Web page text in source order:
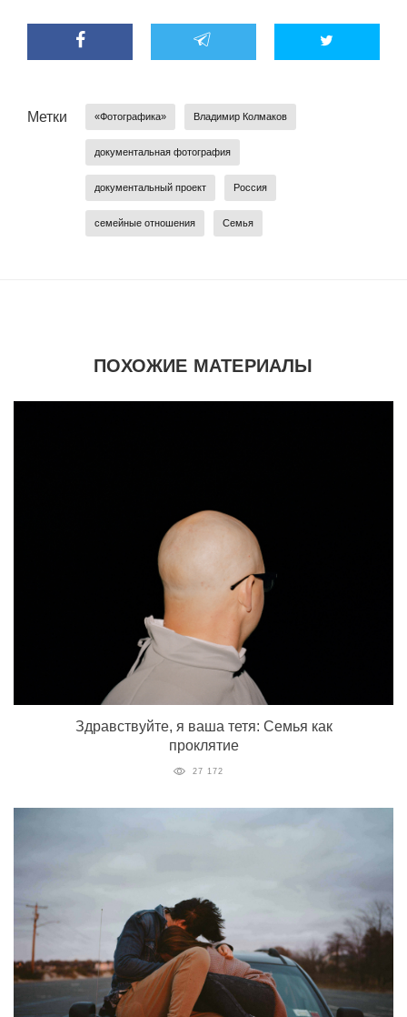
Метки «Фотографика» Владимир Колмаков
документальная фотография
документальный проект Россия
семейные отношения Семья
ПОХОЖИЕ МАТЕРИАЛЫ
Здравствуйте, я ваша тетя: Семья как
проклятие
27 172